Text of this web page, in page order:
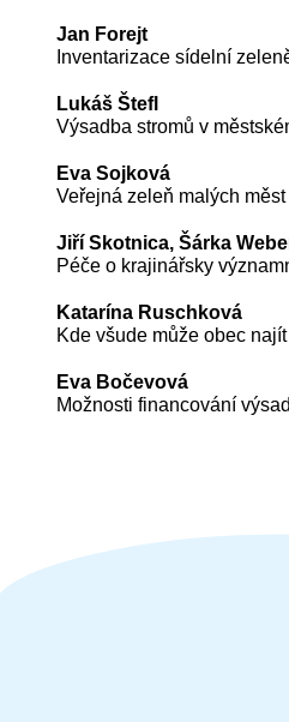
Jan Forejt
Inventarizace sídelní
Lukáš Štefl
Výsadba stromů v
Eva Sojková
Veřejná zeleň malých měst
Jiří Skotnica, Šárka
Péče o krajinářsky
Katarína Ruschková
Kde všude může obec
Eva Bočevová
Možnosti financování